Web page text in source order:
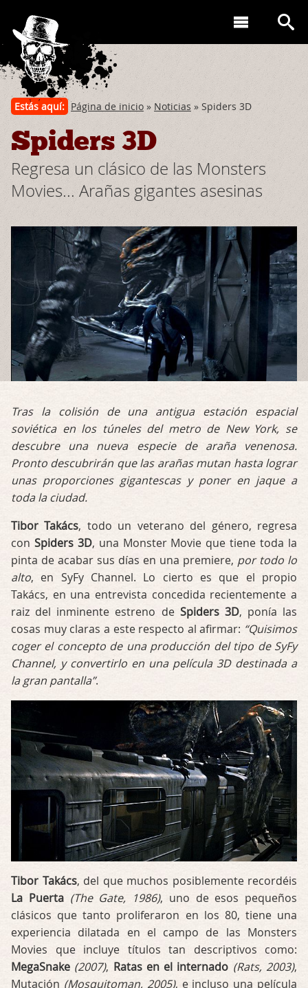
Estás aquí: Página de inicio » Noticias » Spiders 3D
Spiders 3D
Regresa un clásico de las Monsters
Movies... Arañas gigantes asesinas
Tras la colisión de una antigua estación espacial
soviética en los túneles del metro de New York, se
descubre una nueva especie de araña venenosa.
Pronto descubrirán que las arañas mutan hasta lograr
unas proporciones gigantescas y poner en jaque a
toda la ciudad.
Tibor Takács, todo un veterano del género, regresa
con Spiders 3D, una Monster Movie que tiene toda la
pinta de acabar sus días en una premiere, por todo lo
alto, en SyFy Channel. Lo cierto es que el propio
Takács, en una entrevista concedida recientemente a
raiz del inminente estreno de Spiders 3D, ponía las
cosas muy claras a este respecto al afirmar: “Quisimos
coger el concepto de una producción del tipo de SyFy
Channel, y convertirlo en una película 3D destinada a
la gran pantalla”.
Tibor Takács, del que muchos posiblemente recordéis
La Puerta (The Gate, 1986), uno de esos pequeños
clásicos que tanto proliferaron en los 80, tiene una
experiencia dilatada en el campo de las Monsters
Movies que incluye títulos tan descriptivos como:
MegaSnake (2007), Ratas en el internado (Rats, 2003),
Mutación (Mosquitoman, 2005), e incluso una película